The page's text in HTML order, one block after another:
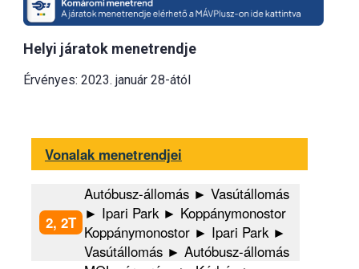
Helyi járatok menetrendje
Érvényes: 2023. január 28-ától
Vonalak menetrendjei
2, 2T
Autóbusz-állomás ► Vasútállomás
► Ipari Park ► Koppánymonostor
Koppánymonostor ► Ipari Park ►
Vasútállomás ► Autóbusz-állomás